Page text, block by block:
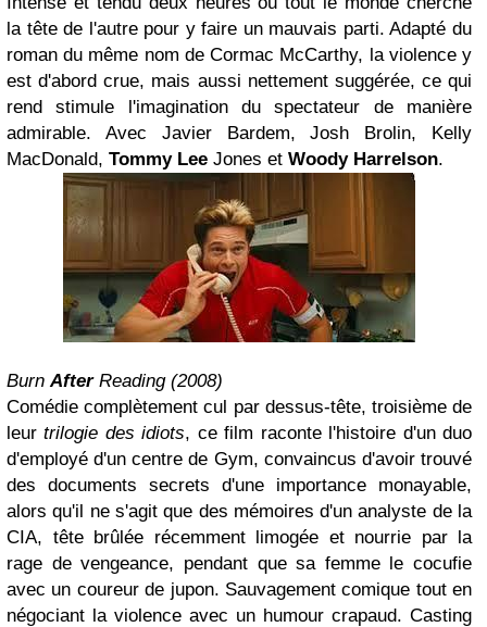
la tête de l'autre pour y faire un mauvais parti. Adapté du
roman du même nom de Cormac McCarthy, la violence y
est d'abord crue, mais aussi nettement suggérée, ce qui
rend stimule l'imagination du spectateur de manière
admirable. Avec Javier Bardem, Josh Brolin, Kelly
MacDonald, Tommy Lee Jones et Woody Harrelson.
BurnAfterReading (2008)
Comédie complètement cul par dessus-tête, troisième de
leurtrilogie des idiots, ce film raconte l'histoire d'un duo
d'employé d'un centre de Gym, convaincus d'avoir trouvé
des documents secrets d'une importance monayable,
alors qu'il ne s'agit que des mémoires d'un analyste de la
CIA, tête brûlée récemment limogée et nourrie par la
rage de vengeance, pendant que sa femme le cocufie
avec un coureur de jupon. Sauvagement comique tout en
négociant la violence avec un humour crapaud. Casting